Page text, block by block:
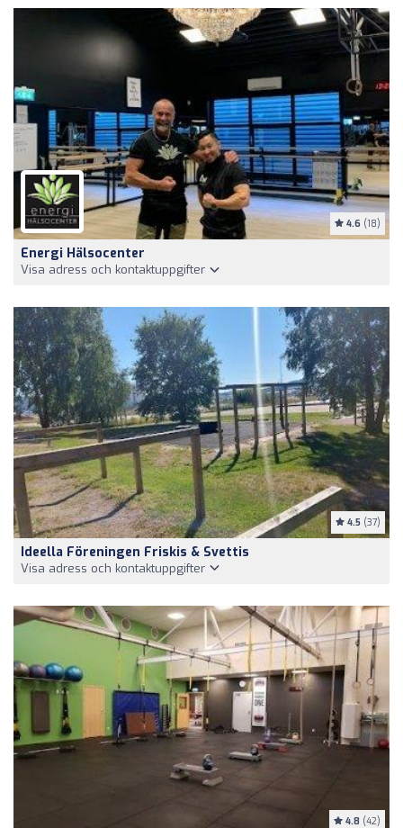
4.6 (18)
Energi Hälsocenter
Visa adress och kontaktuppgifter
4.5 (37)
Ideella Föreningen Friskis & Svettis
Visa adress och kontaktuppgifter
4.8 (42)